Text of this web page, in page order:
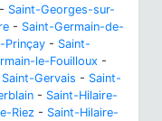
- Saint-Georges-sur-
- Saint-Germain-de-
Prinçay - Saint-
le-Fouilloux -
Saint-Gervais - Saint-
- Saint-Hilaire-
Riez - Saint-Hilaire-